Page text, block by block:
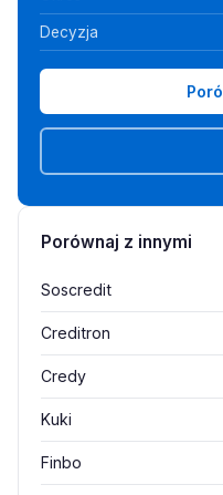
Decyzja
Porównaj z innymi
Soscredit
Creditron
Credy
Kuki
Finbo